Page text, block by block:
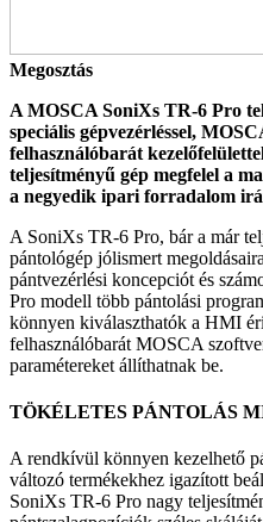
Megosztás
A MOSCA SoniXs TR-6 Pro
speciális gépvezérléssel,
felhasználóbarát
teljesítményű gép megfelel a
a negyedik ipari forradalom
A SoniXs TR-6 Pro, bár a már
pántológép jólismert
pántvezérlési koncepciót és
Pro modell több pántolási
könnyen kiválaszthatók a HMI
felhasználóbarát MOSCA
paramétereket állíthatnak be.
TÖKÉLETES PÁNTOLÁS
A rendkívül könnyen kezelhető
változó termékekhez igazított
SoniXs TR-6 Pro nagy